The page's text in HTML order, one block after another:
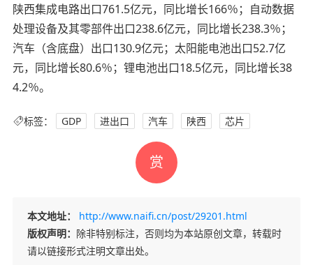
陕西集成电路出口761.5亿元，同比增长166％；自动数据
处理设备及其零部件出口238.6亿元，同比增长238.3％；
汽车（含底盘）出口130.9亿元；太阳能电池出口52.7亿
元，同比增长80.6％；锂电池出口18.5亿元，同比增长38
4.2％。
标签： GDP 进出口 汽车 陕西 芯片
赏
本文地址：
http://www.naifi.cn/post/29201.html
版权声明： 除非特别标注，否则均为本站原创文章，转载时
请以链接形式注明文章出处。